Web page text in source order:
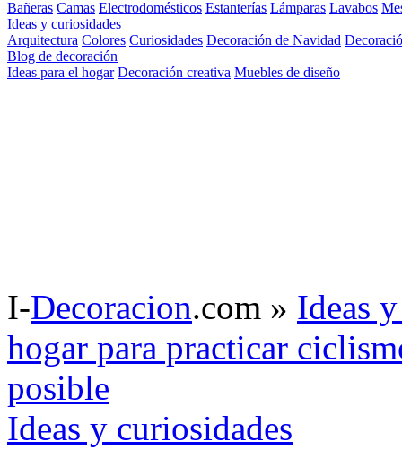
Bañeras Camas Electrodomésticos Estanterías Lámparas Lavabos
Ideas y curiosidades
Arquitectura Colores Curiosidades Decoración de Navidad
Blog de decoración
Ideas para el hogar Decoración creativa Muebles de diseño
I-Decoracion.com » Ideas
hogar para practicar
posible
Ideas y curiosidades